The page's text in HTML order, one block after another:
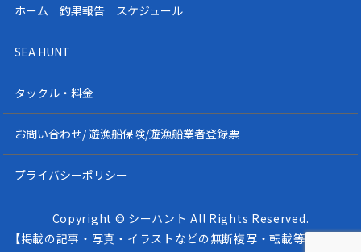
ホーム 釣果報告 スケジュール
SEA HUNT
タックル・料金
お問い合わせ/ 遊漁船保険/遊漁船業者登録票
プライバシーポリシー
Copyright © シーハント All Rights Reserved.
【掲載の記事・写真・イラストなどの無断複写・転載等を禁じま